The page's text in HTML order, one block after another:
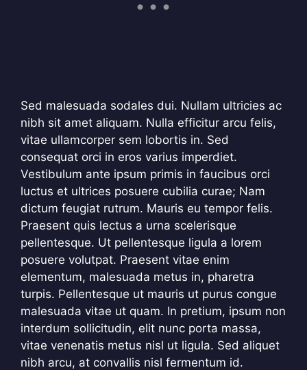
Sed malesuada sodales dui. Nullam ultricies ac
nibh sit amet aliquam. Nulla efficitur arcu felis,
vitae ullamcorper sem lobortis in. Sed
consequat orci in eros varius imperdiet.
Vestibulum ante ipsum primis in faucibus orci
luctus et ultrices posuere cubilia curae; Nam
dictum feugiat rutrum. Mauris eu tempor felis.
Praesent quis lectus a urna scelerisque
pellentesque. Ut pellentesque ligula a lorem
posuere volutpat. Praesent vitae enim
elementum, malesuada metus in, pharetra
turpis. Pellentesque ut mauris ut purus congue
malesuada vitae ut quam. In pretium, ipsum non
interdum sollicitudin, elit nunc porta massa,
vitae venenatis metus nisl ut ligula. Sed aliquet
nibh arcu, at convallis nisl fermentum id.